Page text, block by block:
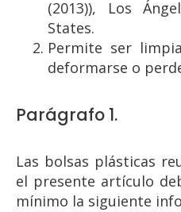
(2013)), Los
States.
Permite ser
deformarse o
Parágrafo 1.
Las bolsas plásticas
el presente artículo
mínimo la siguiente